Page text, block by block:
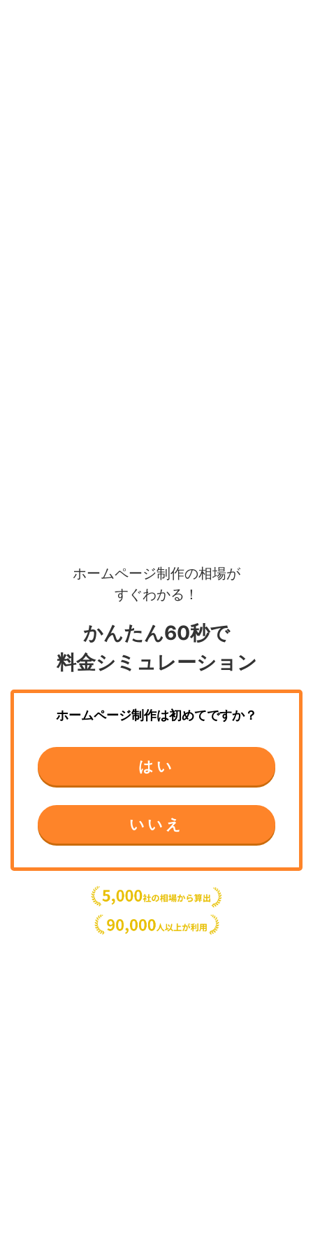
ホームページ制作の相場が
すぐわかる！
かんたん60秒で
料金シミュレーション
ホームページ制作は初めてですか？
はい
いいえ